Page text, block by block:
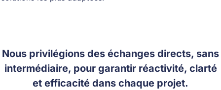
Nous privilégions des échanges directs, sans
intermédiaire, pour garantir réactivité, clarté
et efficacité dans chaque projet.